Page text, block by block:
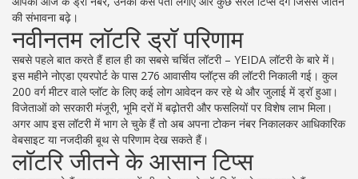
की संभावना बढ़े।
नवीनतम लॉटरि ड्रॉ परिणाम
सबसे पहले बात करते हैं हाल ही का सबसे चर्चित लॉटरी – YEIDA लॉटरी के बारे में।
इस महीने नोएडा एयरपोर्ट के पास 276 आवासीय प्लॉट्स की लॉटरी निकाली गई। कुल
200 वर्ग मीटर वाले प्लॉट के लिए कई लोग आवेदन कर रहे थे और जुलाई में ड्रॉ हुआ।
विजेताओं को सरकारी मंजूरी, भूमि दरों में बढ़ोतरी और फसलियों पर विशेष लाभ मिला।
अगर आप इस लॉटरी में भाग ले चुके हैं तो अब अपना टोकन नंबर निकालकर आधिकारिक
वेबसाइट या नजदीकी बूथ से परिणाम देख सकते हैं।
लॉटरि जीतने के आसान टिप्स